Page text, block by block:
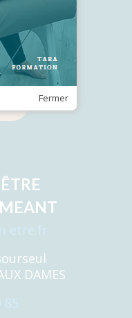
etre.fr
DAMES
85
Fermer